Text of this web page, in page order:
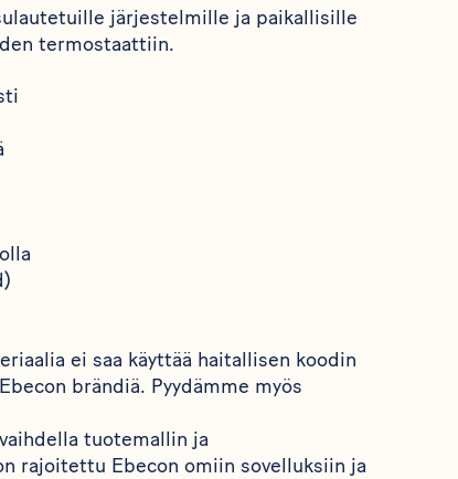
järjestelmille ja paikallisille
termostaattiin.
ei saa käyttää haitallisen koodin
brändiä. Pyydämme myös
tuotemallin ja
rajoitettu Ebecon omiin sovelluksiin ja